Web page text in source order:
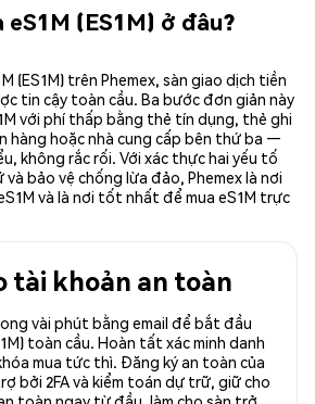
(ES1M) ở đâu?
(ES1M) trên Phemex, sàn giao dịch tiền
tin cậy toàn cầu. Ba bước đơn giản này
với phí thấp bằng thẻ tín dụng, thẻ ghi
hàng hoặc nhà cung cấp bên thứ ba —
không rắc rối. Với xác thực hai yếu tố
và bảo vệ chống lừa đảo, Phemex là nơi
và là nơi tốt nhất để mua eS1M trực
tài khoản an toàn
vài phút bằng email để bắt đầu
toàn cầu. Hoàn tất xác minh danh
mua tức thì. Đăng ký an toàn của
bởi 2FA và kiểm toán dự trữ, giữ cho